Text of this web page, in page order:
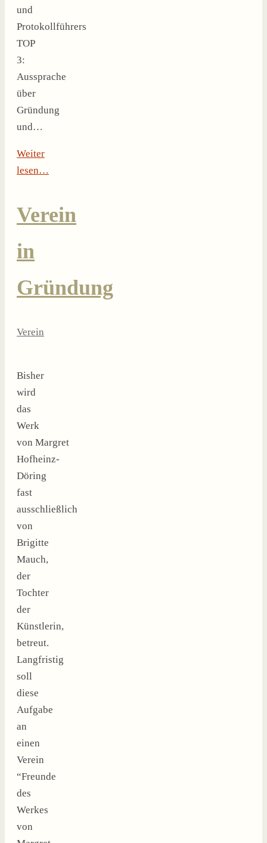
und
Protokollführers
TOP
3:
Aussprache
über
Gründung
und…
Weiter
lesen…
Verein
in
Gründung
Verein
Bisher
wird
das
Werk
von Margret
Hofheinz-
Döring
fast
ausschließlich
von
Brigitte
Mauch,
der
Tochter
der
Künstlerin,
betreut.
Langfristig
soll
diese
Aufgabe
an
einen
Verein
“Freunde
des
Werkes
von